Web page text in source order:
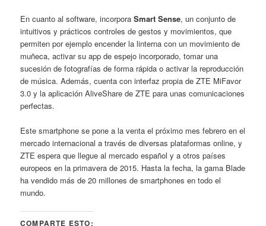
En cuanto al software, incorporaSmart Sense, un conjunto de
intuitivos y prácticos controles de gestos y movimientos, que
permiten por ejemplo encender la linterna con un movimiento de
muñeca, activar su app de espejo incorporado, tomar una
sucesión de fotografías de forma rápida o activar la reproducción
de música. Además, cuenta con interfaz propia de ZTE MiFavor
3.0 y la aplicación AliveShare de ZTE para unas comunicaciones
perfectas.
Este smartphone se pone a la venta el próximo mes febrero en el
mercado internacional a través de diversas plataformas online, y
ZTE espera que llegue al mercado español y a otros países
europeos en la primavera de 2015. Hasta la fecha, la gama Blade
ha vendido más de 20 millones de smartphones en todo el
mundo.
COMPARTE ESTO: